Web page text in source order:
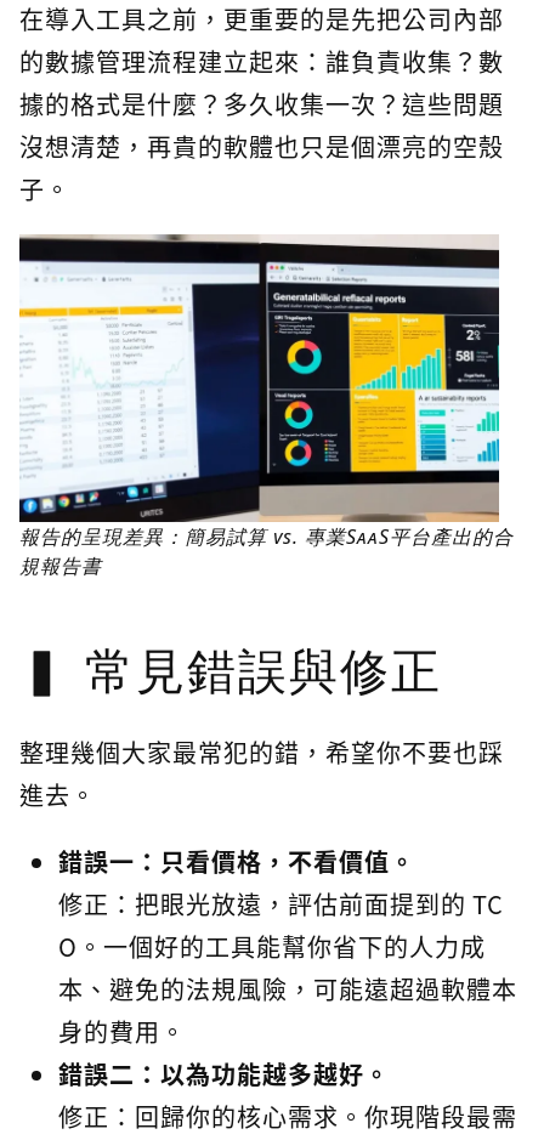
在導入工具之前，更重要的是先把公司內部
的數據管理流程建立起來：誰負責收集？數
據的格式是什麼？多久收集一次？這些問題
沒想清楚，再貴的軟體也只是個漂亮的空殼
子。
報告的呈現差異：簡易試算 vs. 專業SaaS平台產出的合
規報告書
常見錯誤與修正
整理幾個大家最常犯的錯，希望你不要也踩
進去。
錯誤一：只看價格，不看價值。
修正：把眼光放遠，評估前面提到的 TC
O。一個好的工具能幫你省下的人力成
本、避免的法規風險，可能遠超過軟體本
身的費用。
錯誤二：以為功能越多越好。
修正：回歸你的核心需求。你現階段最需